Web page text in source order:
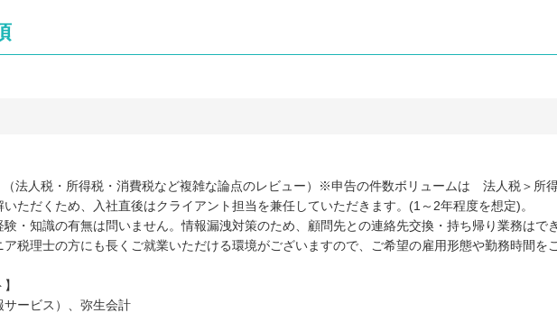
（法人税・所得税・消費税など複雑な論点のレビュー）※申告の件数ボリュームは 法人税＞所
ただくため、入社直後はクライアント担当を兼任していただきます。(1～2年程度を想定)。
験・知識の有無は問いません。情報漏洩対策のため、顧問先との連絡先交換・持ち帰り業務はで
税理士の方にも長くご就業いただける環境がございますので、ご希望の雇用形態や勤務時間を
サービス）、弥生会計